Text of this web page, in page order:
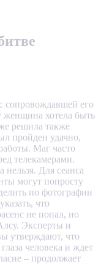
его
женщина хотела быть
решила также
пройден удачно,
Маг часто
телекамерами.
нельзя. Для сеанса
могут попросту
по фотографии
что
не попал, но
Эксперты и
утверждают, что
человека и ждет
– продолжает